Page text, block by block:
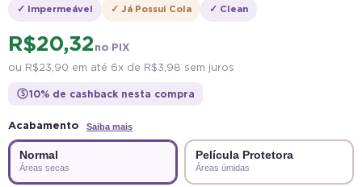
✓ Impermeável ✓ Já Possui Cola ✓ Clean
R$ 20,32 no PIX
ou R$ 23,90 em até 6x de R$ 3,98 sem juros
$ 10% de cashback nesta compra
Acabamento Saiba mais
Normal
Áreas secas
Película Protetora
Áreas úmidas